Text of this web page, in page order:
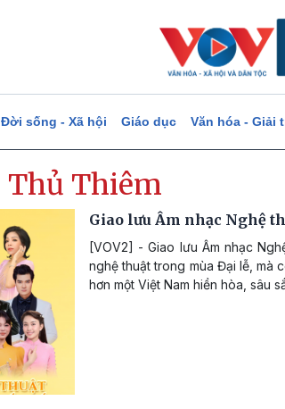
Đời sống - Xã hội Giáo dục Văn hóa - Giải
Thủ Thiêm
Giao lưu Âm nhạc Nghệ
[VOV2] - Giao lưu Âm nhạc
nghệ thuật trong mùa Đại lễ, mà
hơn một Việt Nam hiền hòa, sâu